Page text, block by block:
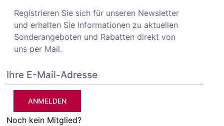
Registrieren Sie sich für unseren Newsletter
und erhalten Sie Informationen zu aktuellen
Sonderangeboten und Rabatten direkt von
uns per Mail.
ANMELDEN
Noch kein Mitglied?